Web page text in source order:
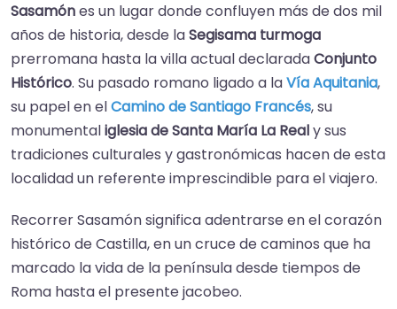
Sasamónes un lugar donde confluyen más de dos mil
años de historia, desde laSegisama turmoga
prerromana hasta la villa actual declaradaConjunto
Histórico. Su pasado romano ligado a laVía Aquitania,
su papel en elCamino de Santiago Francés, su
monumentaliglesia de Santa María La Realy sus
tradiciones culturales y gastronómicas hacen de esta
localidad un referente imprescindible para el viajero.
Recorrer Sasamón significa adentrarse en el corazón
histórico de Castilla, en un cruce de caminos que ha
marcado la vida de la península desde tiempos de
Roma hasta el presente jacobeo.